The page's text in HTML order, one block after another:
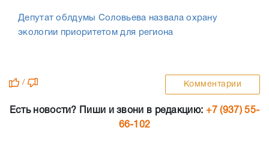
Депутат облдумы Соловьева назвала охрану
экологии приоритетом для региона
/ Комментарии
Есть новости? Пиши и звони в редакцию: +7 (937) 55-
66-102